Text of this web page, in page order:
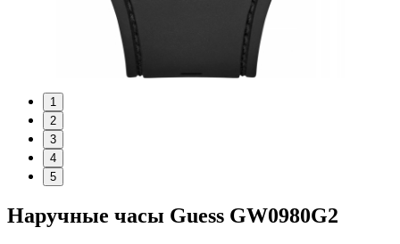
1
2
3
4
5
Наручные часы Guess GW0980G2